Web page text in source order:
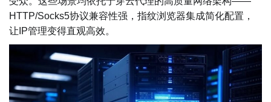
HTTP/Socks5协议兼容性强，指纹浏览器集成简化配置，
让IP管理变得直观高效。